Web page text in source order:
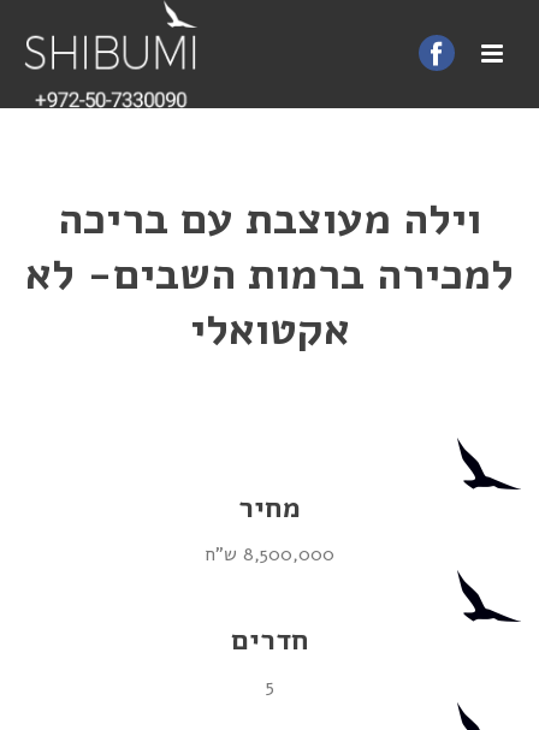
וילה מעוצבת עם בריכה
למכירה ברמות השבים- לא
אקטואלי
מחיר
8,500,000 ש"ח
חדרים
5